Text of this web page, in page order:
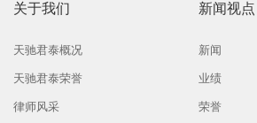
关于我们
天驰君泰概况
天驰君泰荣誉
律师风采
新闻视点
新闻
业绩
荣誉